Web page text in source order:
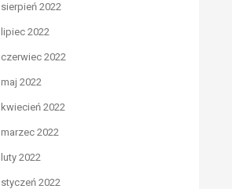
sierpień 2022
lipiec 2022
czerwiec 2022
maj 2022
kwiecień 2022
marzec 2022
luty 2022
styczeń 2022